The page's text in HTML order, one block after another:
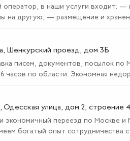
оператор, в наши услуги входит: —
на другую; — размещение и
Шенкурский проезд, дом 3Б
писем, документов, посылок по
часов по области. Экономная
Одесская улица, дом 2, строение
экономичный переезд по Москве
богатый опыт сотрудничества с